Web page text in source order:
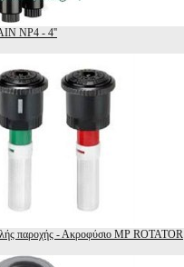
NP4 - 4''
παροχής - Ακροφύσιο MP ROTATOR